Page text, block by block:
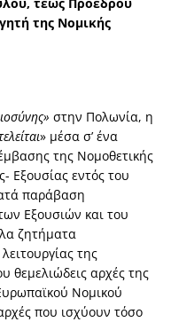
της Νομικής
στην Πολωνία, η
» μέσα σ’ ένα
της Νομοθετικής
Εξουσίας εντός του
παράβαση
Εξουσιών και του
ζητήματα
της
θεμελιώδεις αρχές της
Νομικού
που ισχύουν τόσο